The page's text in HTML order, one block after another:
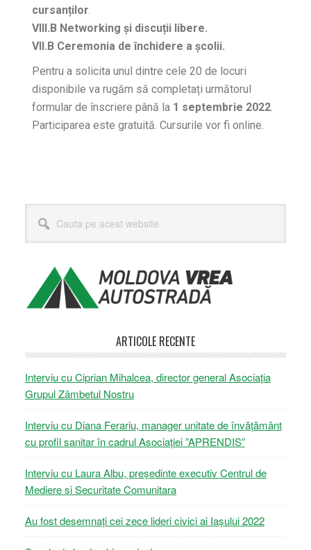
cursanților.
VIII.B Networking și discuții libere.
VII.B Ceremonia de închidere a școlii.
Pentru a solicita unul dintre cele 20 de locuri
disponibile va rugăm să completați următorul
formular de înscriere până la 1 septembrie 2022.
Participarea este gratuită. Cursurile vor fi online.
ARTICOLE RECENTE
Interviu cu Ciprian Mihalcea, director general Asociația
Grupul Zâmbetul Nostru
Interviu cu Diana Ferariu, manager unitate de învățământ
cu profil sanitar în cadrul Asociației ”APRENDIS”
Interviu cu Laura Albu, președinte executiv Centrul de
Mediere si Securitate Comunitara
Au fost desemnați cei zece lideri civici ai Iașului 2022